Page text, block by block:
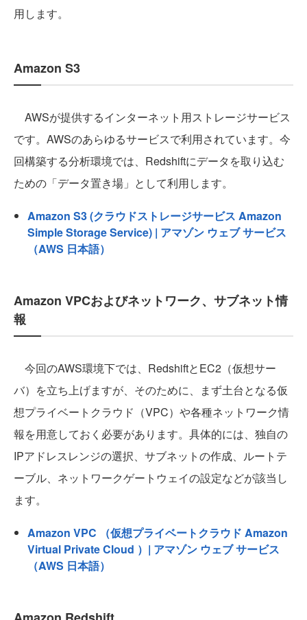
用します。
Amazon S3
AWSが提供するインターネット用ストレージサービス
です。AWSのあらゆるサービスで利用されています。今
回構築する分析環境では、Redshiftにデータを取り込む
ための「データ置き場」として利用します。
Amazon S3 (クラウドストレージサービス Amazon
Simple Storage Service) | アマゾン ウェブ サービス
（AWS 日本語）
Amazon VPCおよびネットワーク、サブネット情
報
今回のAWS環境下では、RedshiftとEC2（仮想サー
バ）を立ち上げますが、そのために、まず土台となる仮
想プライベートクラウド（VPC）や各種ネットワーク情
報を用意しておく必要があります。具体的には、独自の
IPアドレスレンジの選択、サブネットの作成、ルートテ
ーブル、ネットワークゲートウェイの設定などが該当し
ます。
Amazon VPC （仮想プライベートクラウド Amazon
Virtual Private Cloud ）| アマゾン ウェブ サービス
（AWS 日本語）